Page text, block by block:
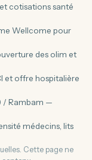
cotisations santé
Wellcome pour
des olim et
et offre hospitalière
/ Rambam —
médecins, lits
Cette page ne